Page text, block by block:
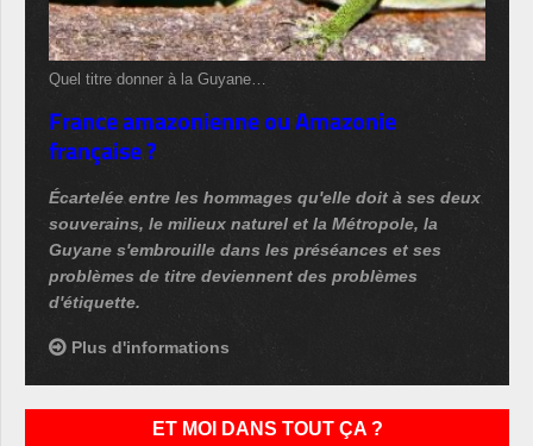
Quel titre donner à la Guyane…
France amazonienne ou Amazonie
française ?
Écartelée entre les hommages qu'elle doit à ses deux
souverains, le milieux naturel et la Métropole, la
Guyane s'embrouille dans les préséances et ses
problèmes de titre deviennent des problèmes
d'étiquette.
Plus d'informations
ET MOI DANS TOUT ÇA ?